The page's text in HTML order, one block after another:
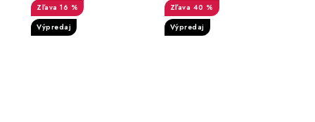
16 %
Výpredaj
40 %
Výpredaj